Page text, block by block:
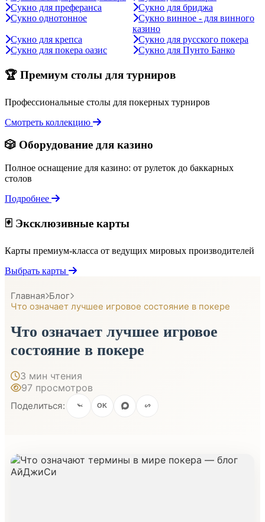
Сукно для преферанса
Сукно для бриджа
Сукно однотонное
Сукно винное - для винного
казино
Сукно для крепса
Сукно для русского покера
Сукно для покера оазис
Сукно для Пунто Банко
🏆 Премиум столы для турниров
Профессиональные столы для покерных турниров
Смотреть коллекцию
🎲 Оборудование для казино
Полное оснащение для казино: от рулеток до баккарных
столов
Подробнее
🃏 Эксклюзивные карты
Карты премиум-класса от ведущих мировых производителей
Выбрать карты
Главная Блог
Что означает лучшее игровое состояние в покере
Что означает лучшее игровое
состояние в покере
3 мин чтения
97 просмотров
Поделиться: OK